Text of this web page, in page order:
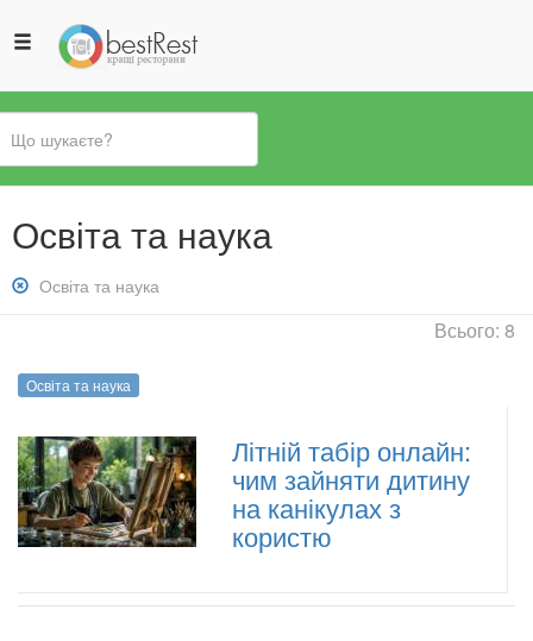
Ви
єОсвіта та наука
Зняти
фільтр:
наука
Освіта та наука
Всього: 8
Освіта та наука
Літній табір онлайн:
чим зайняти дитину
на канікулах з
користю